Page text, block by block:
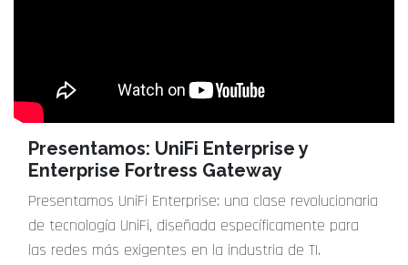
Presentamos: UniFi Enterprise y
Enterprise Fortress Gateway
Presentamos UniFi Enterprise: una clase revolucionaria
de tecnología UniFi, diseñada específicamente para
las redes más exigentes en la industria de TI.